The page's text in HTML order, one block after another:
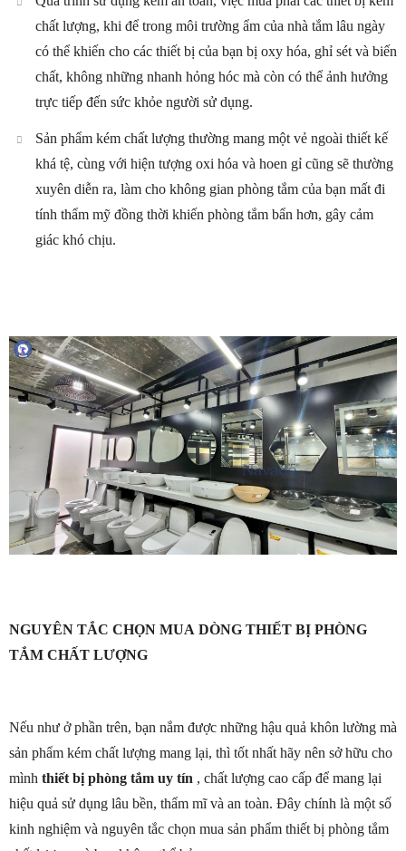
chất lượng, khi để trong môi trường ẩm của nhà tắm lâu ngày
có thể khiến cho các thiết bị của bạn bị oxy hóa, ghỉ sét và biến
chất, không những nhanh hỏng hóc mà còn có thể ảnh hưởng
trực tiếp đến sức khỏe người sử dụng.
Sản phẩm kém chất lượng thường mang một vẻ ngoài thiết kế
khá tệ, cùng với hiện tượng oxi hóa và hoen gỉ cũng sẽ thường
xuyên diễn ra, làm cho không gian phòng tắm của bạn mất đi
tính thẩm mỹ đồng thời khiến phòng tắm bẩn hơn, gây cảm
giác khó chịu.
NGUYÊN TẮC CHỌN MUA DÒNG THIẾT BỊ PHÒNG
TẮM CHẤT LƯỢNG
Nếu như ở phần trên, bạn nắm được những hậu quả khôn lường mà
sản phẩm kém chất lượng mang lại, thì tốt nhất hãy nên sở hữu cho
mình thiết bị phòng tắm uy tín , chất lượng cao cấp để mang lại
hiệu quả sử dụng lâu bền, thẩm mĩ và an toàn. Đây chính là một số
kinh nghiệm và nguyên tắc chọn mua sản phẩm thiết bị phòng tắm